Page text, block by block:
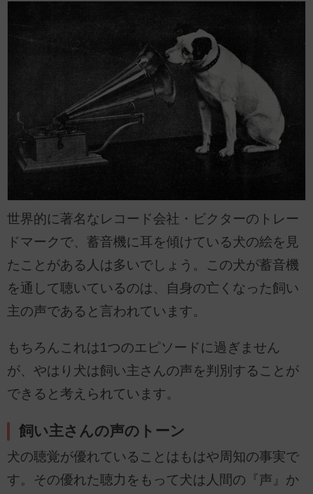
世界的に著名なレコード会社・ビクターのトレー
ドマークで、蓄音機に耳を傾けている犬の絵を見
たことがある人は多いでしょう。この犬が蓄音機
を通して聴いているのは、自身の亡くなった飼い
主の声であると言われています。
もちろんこれは1つのエピソードに過ぎません
が、やはり犬は飼い主さんの声を判別することが
できると考えられています。
飼い主さんの声のトーン
犬の聴覚が優れていることはもはや周知の事実で
す。その優れた聴力をもって犬は人間の『声』か